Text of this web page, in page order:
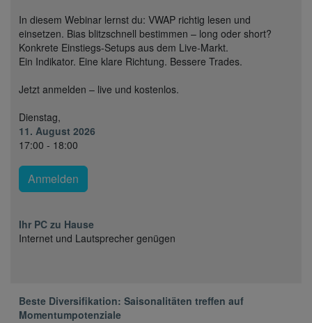
In diesem Webinar lernst du: VWAP richtig lesen und
einsetzen. Bias blitzschnell bestimmen – long oder short?
Konkrete Einstiegs-Setups aus dem Live-Markt.
Ein Indikator. Eine klare Richtung. Bessere Trades.
Jetzt anmelden – live und kostenlos.
Dienstag,
11. August 2026
17:00 - 18:00
Anmelden
Ihr PC zu Hause
Internet und Lautsprecher genügen
Beste Diversifikation: Saisonalitäten treffen auf
Momentumpotenziale